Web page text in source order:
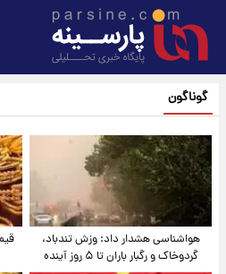
گوناگون
هواشناسی هشدار داد: وزش تندباد،
گردوخاک و رگبار باران تا ۵ روز آینده